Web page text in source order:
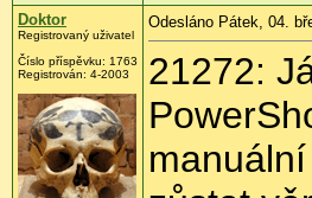
Doktor
Registrovaný uživatel
Číslo příspěvku: 1763
Registrován: 4-2003
Odesláno Pátek, 04.
21272: